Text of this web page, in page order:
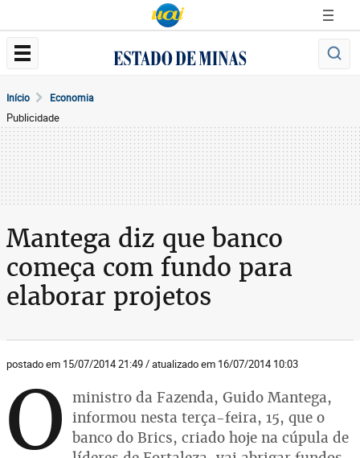
Início Economia
Publicidade
Mantega diz que banco
começa com fundo para
elaborar projetos
postado em 15/07/2014 21:49 / atualizado em 16/07/2014 10:03
O ministro da Fazenda, Guido Mantega,
informou nesta terça-feira, 15, que o
banco do Brics, criado hoje na cúpula de